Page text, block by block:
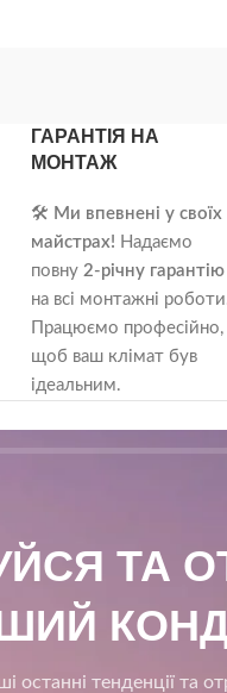
ГАРАНТІЯ НА
МОНТАЖ
🛠️ Ми впевнені у своїх
майстрах! Надаємо
повну 2-річну гарантію
на всі монтажні
Працюємо професійно,
щоб ваш клімат був
ідеальним.
ТА
останні тенденції та